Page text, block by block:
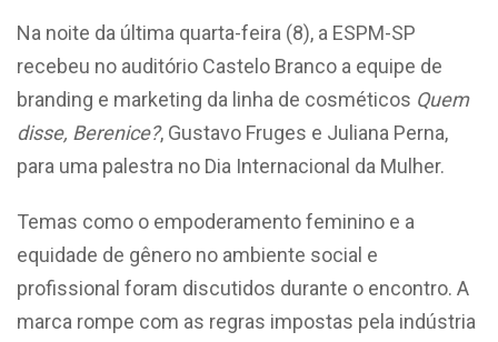
Na noite da última quarta-feira (8), a ESPM-SP
recebeu no auditório Castelo Branco a equipe de
branding e marketing da linha de cosméticos Quem
disse, Berenice?, Gustavo Fruges e Juliana Perna,
para uma palestra no Dia Internacional da Mulher.
Temas como o empoderamento feminino e a
equidade de gênero no ambiente social e
profissional foram discutidos durante o encontro. A
marca rompe com as regras impostas pela indústria